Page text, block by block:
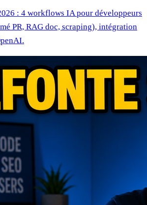
: 4 workflows IA pour développeurs
PR, RAG doc, scraping), intégration